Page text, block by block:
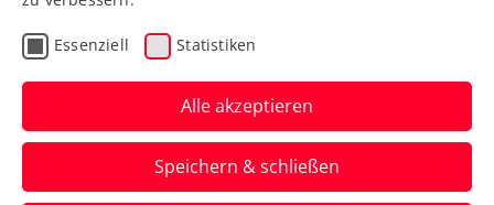
Turniere
Vorverkauf für Erste Bank
Open 2024 startet mit
Tickets zu Preisen von
2023
Essenziell Statistiken
Alle akzeptieren
Speichern & schließen